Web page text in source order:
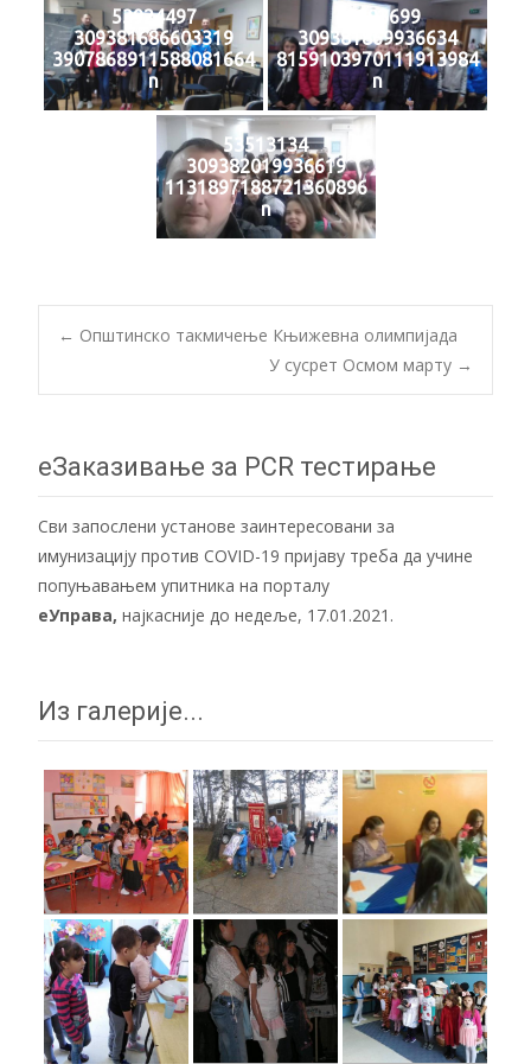
53924497
309381686603319
3907868911588081664
n
52893699
309381869936634
8159103970111913984
n
53513134
309382019936619
1131897188721360896
n
Post
← Општинско такмичење Књижевна олимпијада
У сусрет Осмом марту →
еЗаказивање за PCR тестирање
Сви запослени установе заинтересовани за
имунизацију против COVID-19 пријаву треба да учине
попуњавањем упитника на порталу
еУправа, најкасније до недеље, 17.01.2021.
Из галерије...